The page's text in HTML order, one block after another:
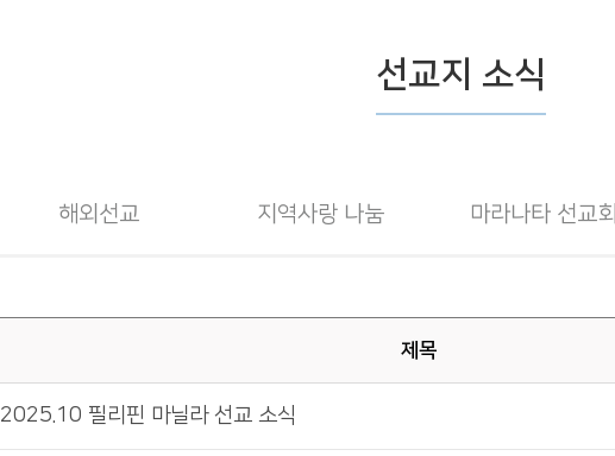
선교지 소식
해외선교 지역사랑 나눔 마라나타 선교회
제목
2025.10 필리핀 마닐라 선교 소식